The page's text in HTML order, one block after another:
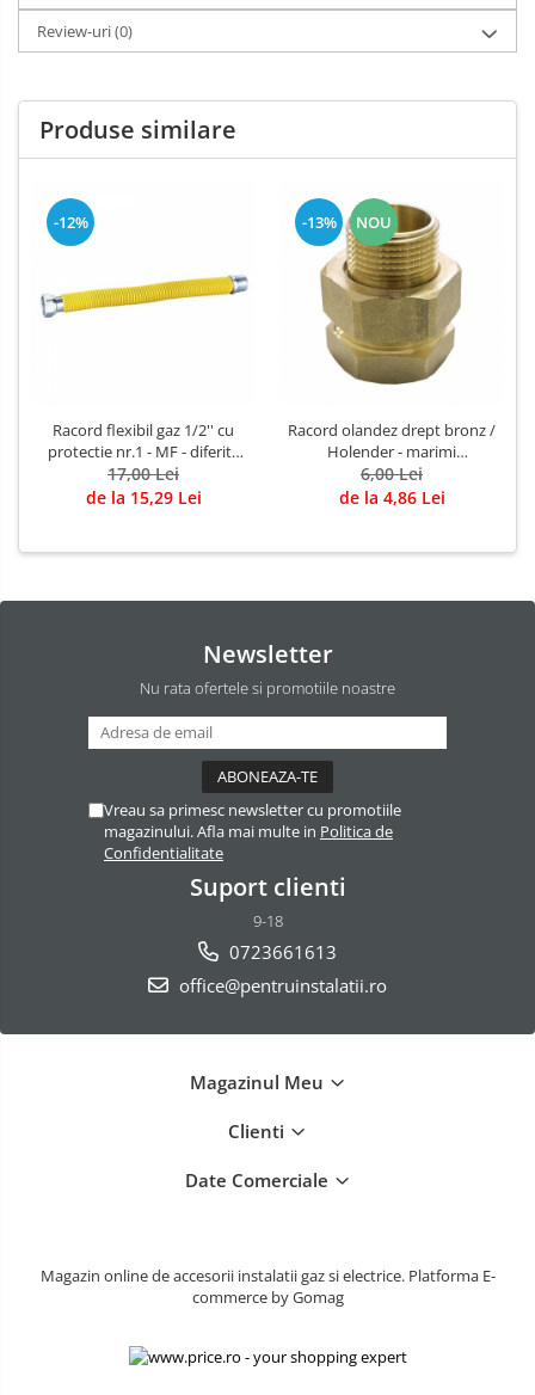
Review-uri(0)
Produse similare
-12%
Racord flexibil gaz 1/2'' cu
protectie nr.1 - MF - diferite
marimi
17,00 Lei
de la 15,29 Lei
-13% NOU
Racord olandez drept bronz /
Holender - marimi
disponibile: 1/2'' , 3/8'' , 3/4'' ,
1''
6,00 Lei
de la 4,86 Lei
Newsletter
Nu rata ofertele si promotiile noastre
Vreau sa primesc newsletter cu promotiile
magazinului. Afla mai multe in Politica de
Confidentialitate
Suport clienti
9-18
0723661613
office@pentruinstalatii.ro
Magazinul Meu
Clienti
Date Comerciale
Magazin online de accesorii instalatii gaz si electrice. Platforma E-
commerce by Gomag